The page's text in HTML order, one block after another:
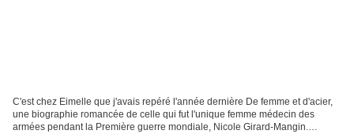
C'est chez Eimelle que j'avais repéré l'année dernière De femme et d'acier,
une biographie romancée de celle qui fut l'unique femme médecin des
armées pendant la Première guerre mondiale, Nicole Girard-Mangin.